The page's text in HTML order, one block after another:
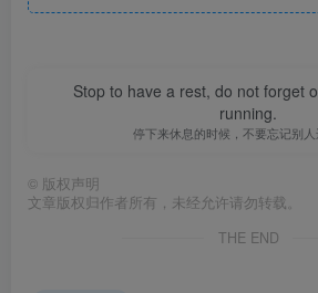
Stop to have a rest, do not forget
running.
停下来休息的时候，不要忘记别
© 版权声明
文章版权归作者所有，未经允许请勿转载。
THE END